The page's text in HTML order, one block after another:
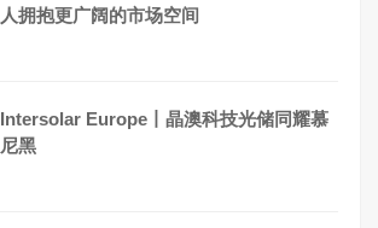
人拥抱更广阔的市场空间
Intersolar Europe丨晶澳科技光储同耀慕
尼黑